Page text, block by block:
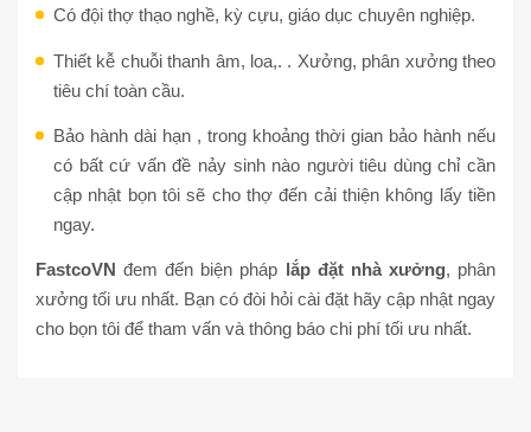
Có đội thợ thạo nghề, kỳ cựu, giáo dục chuyên nghiệp.
Thiết kễ chuỗi thanh âm, loa,. . Xưởng, phân xưởng theo
tiêu chí toàn cầu.
Bảo hành dài hạn , trong khoảng thời gian bảo hành nếu
có bất cứ vấn đề nảy sinh nào người tiêu dùng chỉ cần
cập nhật bọn tôi sẽ cho thợ đến cải thiện không lấy tiền
ngay.
FastcoVN đem đến biện pháp lắp đặt nhà xưởng, phân
xưởng tối ưu nhất. Bạn có đòi hỏi cài đặt hãy cập nhật ngay
cho bọn tôi để tham vấn và thông báo chi phí tối ưu nhất.